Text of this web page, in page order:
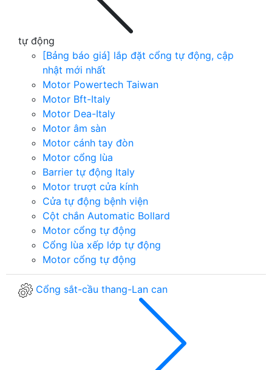
tự động
[Bảng báo giá] lắp đặt cổng tự động, cập
nhật mới nhất
Motor Powertech Taiwan
Motor Bft-Italy
Motor Dea-Italy
Motor âm sàn
Motor cánh tay đòn
Motor cổng lùa
Barrier tự động Italy
Motor trượt cửa kính
Cửa tự động bệnh viện
Cột chắn Automatic Bollard
Motor cổng tự động
Cổng lùa xếp lớp tự động
Motor cổng tự động
Cổng sắt-cầu thang-Lan can